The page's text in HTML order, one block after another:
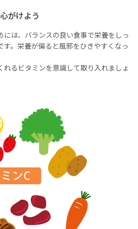
がけよう
には、バランスの良い食事で栄養をしっ
。栄養が偏ると風邪をひきやすくなっ
れるビタミンを意識して取り入れましょ